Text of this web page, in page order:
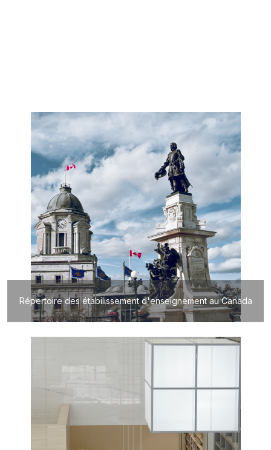
Répertoire des étabilissement d'enseignement au Canada